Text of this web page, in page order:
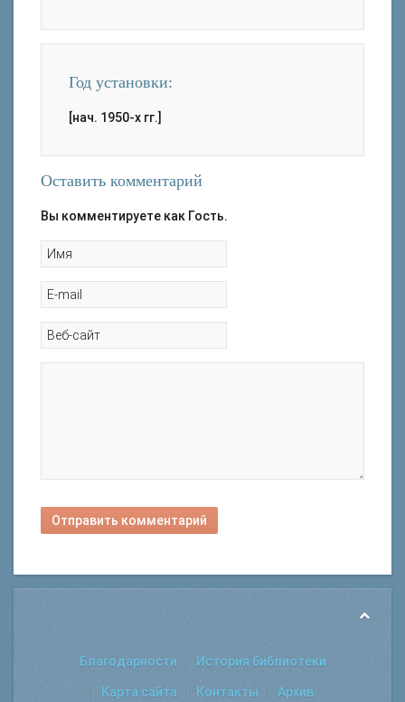
Год установки:
[нач. 1950-х гг.]
Оставить комментарий
Вы комментируете как Гость.
Отправить комментарий
Благодарности История библиотеки
Карта сайта Контакты Архив